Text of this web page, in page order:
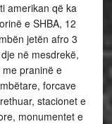
amerikan që ka
e SHBA, 12
jetën afro 3
në mesdrekë,
praninë e
forcave
stacionet e
monumentet e